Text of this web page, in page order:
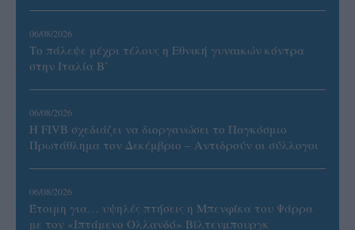
06/08/2026
Το πάλεψε μέχρι τέλους η Εθνική γυναικών κόντρα
στην Ιταλία Β’
06/08/2026
Η FIVB σχεδιάζει να διοργανώσει το Παγκόσμιο
Πρωτάθλημα τον Δεκέμβριο – Αντιδρούν οι σύλλογοι
06/08/2026
Έτοιμη για… υψηλές πτήσεις η Μπενφίκα του Ψάρρα
με τον «Ιπτάμενο Ολλανδό» Βίλτενμπουργκ